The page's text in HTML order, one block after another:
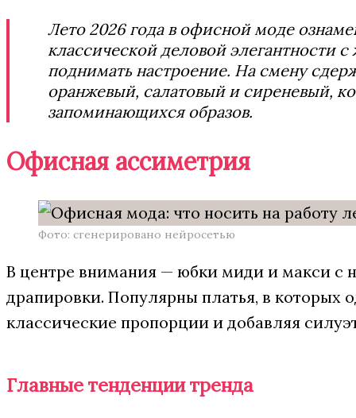
Лето 2026 года в офисной моде
классической деловой элегантности
поднимать настроение. На смену
оранжевый, салатовый и сиреневый,
запоминающихся образов.
Офисная ассиметрия
Фото: сгенерировано нейросетью
В центре внимания — юбки миди и макси с
драпировки. Популярны платья, в которых
классические пропорции и добавляя
Главные тенденции тренда